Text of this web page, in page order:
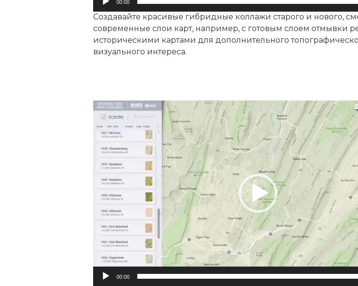
00:00
Создавайте красивые гибридные коллажи старого и нового,
современные слои карт, например, с готовым слоем отмывки
историческими картами для дополнительного
визуального интереса.
Видеоплеер
00:00